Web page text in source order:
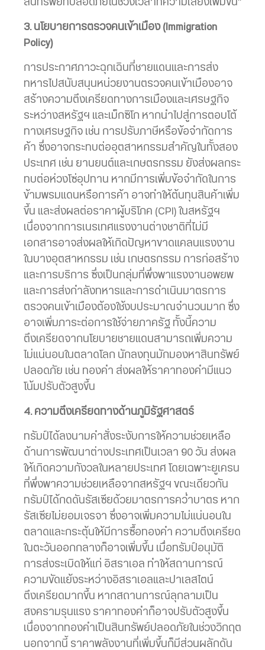
3. นโยบายการตรวจคนเข้าเมือง (Immigration
Policy)
การประกาศภาวะฉุกเฉินที่ชายแดนและการส่ง
ทหารไปสนับสนุนหน่วยงานตรวจคนเข้าเมืองอาจ
สร้างความตึงเครียดทางการเมืองและเศรษฐกิจ
ระหว่างสหรัฐฯ และเม็กซิโก หากนำไปสู่การตอบโต้
ทางเศรษฐกิจ เช่น การปรับภาษีหรือข้อจำกัดการ
ค้า ซึ่งอาจกระทบต่ออุตสาหกรรมสำคัญในทั้งสอง
ประเทศ เช่น ยานยนต์และเกษตรกรรม ยังส่งผลกระ
ทบต่อห่วงโซ่อุปทาน หากมีการเพิ่มข้อจำกัดในการ
ข้ามพรมแดนหรือการค้า อาจทำให้ต้นทุนสินค้าเพิ่ม
ขึ้น และส่งผลต่อราคาผู้บริโภค (CPI) ในสหรัฐฯ
เนื่องจากการเนรเทศแรงงานต่างชาติที่ไม่มี
เอกสารอาจส่งผลให้เกิดปัญหาขาดแคลนแรงงาน
ในบางอุตสาหกรรม เช่น เกษตรกรรม การก่อสร้าง
และการบริการ ซึ่งเป็นกลุ่มที่พึ่งพาแรงงานอพยพ
และการส่งกำลังทหารและการดำเนินมาตรการ
ตรวจคนเข้าเมืองต้องใช้งบประมาณจำนวนมาก ซึ่ง
อาจเพิ่มภาระต่อการใช้จ่ายภาครัฐ ทั้งนี้ความ
ตึงเครียดจากนโยบายชายแดนสามารถเพิ่มความ
ไม่แน่นอนในตลาดโลก นักลงทุนมักมองหาสินทรัพย์
ปลอดภัย เช่น ทองคำ ส่งผลให้ราคาทองคำมีแนว
โน้มปรับตัวสูงขึ้น
4. ความตึงเครียดทางด้านภูมิรัฐศาสตร์
ทรัมป์ได้ลงนามคำสั่งระงับการให้ความช่วยเหลือ
ด้านการพัฒนาต่างประเทศเป็นเวลา 90 วัน ส่งผล
ให้เกิดความกังวลในหลายประเทศ โดยเฉพาะยูเครน
ที่พึ่งพาความช่วยเหลือจากสหรัฐฯ ขณะเดียวกัน
ทรัมป์ได้กดดันรัสเซียด้วยมาตรการคว่ำบาตร หาก
รัสเซียไม่ยอมเจรจา ซึ่งอาจเพิ่มความไม่แน่นอนใน
ตลาดและกระตุ้นให้มีการซื้อทองคำ ความตึงเครียด
ในตะวันออกกลางก็อาจเพิ่มขึ้น เมื่อทรัมป์อนุมัติ
การส่งระเบิดให้แก่ อิสราเอล ทำให้สถานการณ์
ความขัดแย้งระหว่างอิสราเอลและปาเลสไตน์
ตึงเครียดมากขึ้น หากสถานการณ์ลุกลามเป็น
สงครามรุนแรง ราคาทองคำก็อาจปรับตัวสูงขึ้น
เนื่องจากทองคำเป็นสินทรัพย์ปลอดภัยในช่วงวิกฤต
นอกจากนี้ ราคาพลังงานที่เพิ่มขึ้นก็มีส่วนผลักดัน